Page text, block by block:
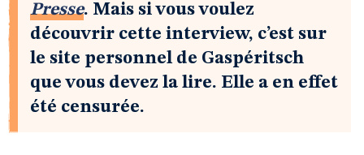
Presse. Mais si vous voulez
découvrir cette interview, c’est sur
le site personnel de Gaspéritsch
que vous devez la lire. Elle a en effet
été censurée.